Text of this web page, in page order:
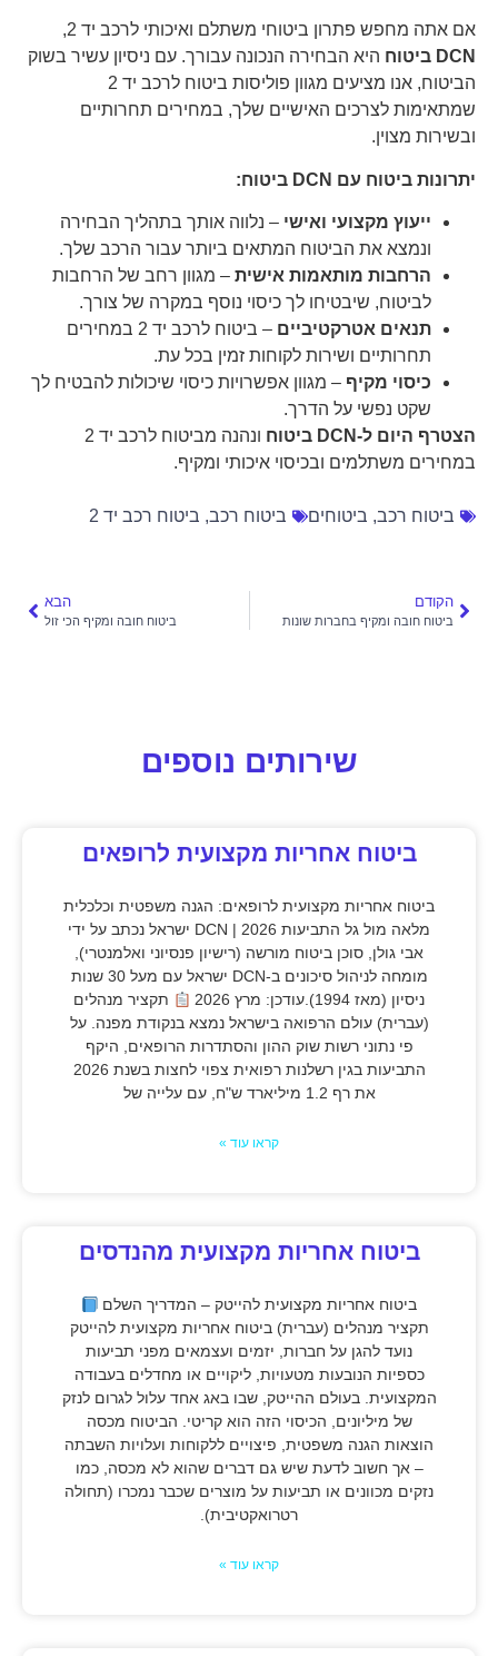
אם אתה מחפש פתרון ביטוחי משתלם ואיכותי לרכב יד 2,
DCN ביטוח
היא הבחירה הנכונה עבורך. עם ניסיון עשיר בשוק
הביטוח, אנו מציעים מגוון פוליסות ביטוח לרכב יד 2
שמתאימות לצרכים האישיים שלך, במחירים תחרותיים
ובשירות מצוין.
יתרונות ביטוח עם DCN ביטוח:
ייעוץ מקצועי ואישי– נלווה אותך בתהליך הבחירה
ונמצא את הביטוח המתאים ביותר עבור הרכב שלך.
הרחבות מותאמות אישית– מגוון רחב של הרחבות
לביטוח, שיבטיחו לך כיסוי נוסף במקרה של צורך.
תנאים אטרקטיביים
– ביטוח לרכב יד 2 במחירים
תחרותיים ושירות לקוחות זמין בכל עת.
כיסוי מקיף– מגוון אפשרויות כיסוי שיכולות להבטיח לך
שקט נפשי על הדרך.
הצטרף היום ל-DCN ביטוח
ונהנה מביטוח לרכב יד 2
במחירים משתלמים ובכיסוי איכותי ומקיף.
ביטוח רכב, ביטוחים ביטוח רכב, ביטוח רכב יד 2
הקודם
ביטוח חובה ומקיף בחברות שונות
הבא
ביטוח חובה ומקיף הכי זול
שירותים נוספים
ביטוח אחריות מקצועית לרופאים
ביטוח אחריות מקצועית לרופאים: הגנה משפטית וכלכלית
מלאה מול גל התביעות 2026 | DCN ישראל נכתב על ידי
אבי גולן, סוכן ביטוח מורשה (רישיון פנסיוני ואלמנטרי),
מומחה לניהול סיכונים ב-DCN ישראל עם מעל 30 שנות
ניסיון (מאז 1994).עודכן: מרץ 2026
תקציר מנהלים
(עברית) עולם הרפואה בישראל נמצא בנקודת מפנה. על
פי נתוני רשות שוק ההון והסתדרות הרופאים, היקף
התביעות בגין רשלנות רפואית צפוי לחצות בשנת 2026
את רף 1.2 מיליארד ש"ח, עם עלייה של
קראו עוד »
ביטוח אחריות מקצועית מהנדסים
ביטוח אחריות מקצועית להייטק – המדריך השלם
תקציר מנהלים (עברית) ביטוח אחריות מקצועית להייטק
נועד להגן על חברות, יזמים ועצמאים מפני תביעות
כספיות הנובעות מטעויות, ליקויים או מחדלים בעבודה
המקצועית. בעולם ההייטק, שבו באג אחד עלול לגרום לנזק
של מיליונים, הכיסוי הזה הוא קריטי. הביטוח מכסה
הוצאות הגנה משפטית, פיצויים ללקוחות ועלויות השבתה
– אך חשוב לדעת שיש גם דברים שהוא לא מכסה, כמו
נזקים מכוונים או תביעות על מוצרים שכבר נמכרו (תחולה
רטרואקטיבית).
קראו עוד »